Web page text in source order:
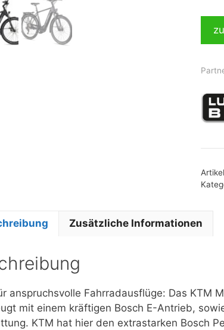
Zusätzliche Informationen
anspruchsvolle Fahrradausflüge: Das KTM
mit einem kräftigen Bosch E-Antrieb,
KTM hat hier den extrastarken Bosch